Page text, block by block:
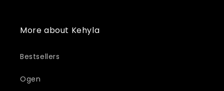
More about Kehyla
Bestsellers
Ogen